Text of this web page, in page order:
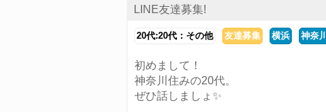
LINE友達募集!
20代:20代：その他 友達募集 横浜 神奈川
初めまして！
神奈川住みの20代。
ぜひ話しましょ✨